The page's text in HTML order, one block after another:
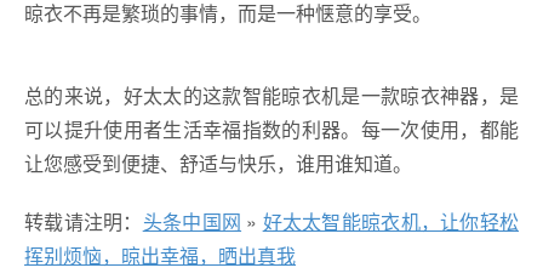
晾衣不再是繁琐的事情，而是一种惬意的享受。
总的来说，好太太的这款智能晾衣机是一款晾衣神器，是
可以提升使用者生活幸福指数的利器。每一次使用，都能
让您感受到便捷、舒适与快乐，谁用谁知道。
转载请注明： 头条中国网 » 好太太智能晾衣机，让你轻松
挥别烦恼，晾出幸福，晒出真我